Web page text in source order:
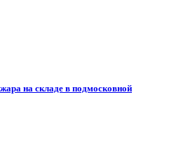
на складе в подмосковной